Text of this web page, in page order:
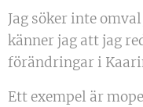
Jag söker inte
känner jag att jag
förändringar i
Ett exempel är